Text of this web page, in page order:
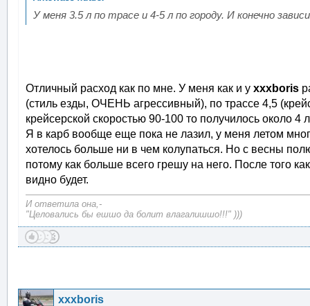
У меня 3.5 л по трасе и 4-5 л по городу. И конечно
Отличный расход как по мне. У меня как и у xxxboris
(стиль езды, ОЧЕНЬ агрессивный), по трассе 4,5
крейсерской скоростью 90-100 то получилось около 4
Я в карб вообще еще пока не лазил, у меня летом
хотелось больше ни в чем колупаться. Но с весны
потому как больше всего грешу на него. После того
видно будет.
И ответила она,-
"Целовались бы ешшо да болит влагалишшо!!!" )))
xxxboris